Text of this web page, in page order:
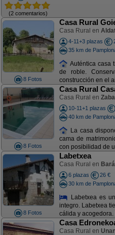
(2 comentarios)
8 Fotos
Casa Rural
Casa Rural en
4-11+3 plazas
35 km de
Auténtica casa
de roble.
construcción en el
8 Fotos
Casa Rural
Casa Rural en Zabal
10-11+1 plazas
40 km de
La casa
cama de
con posibilidad de
8 Fotos
Labetxea
Casa Rural en
6 plazas
26 €
30 km de
Labetxea es
integro. Labetxea
cálida y acogedora.
Casa
Casa Rural en